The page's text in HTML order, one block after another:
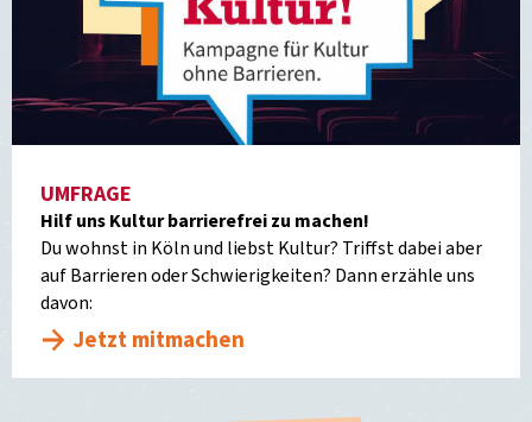
UMFRAGE
Hilf uns Kultur barrierefrei zu machen!
Du wohnst in Köln und liebst Kultur? Triffst dabei aber
auf Barrieren oder Schwierigkeiten? Dann erzähle uns
davon:
Jetzt mitmachen